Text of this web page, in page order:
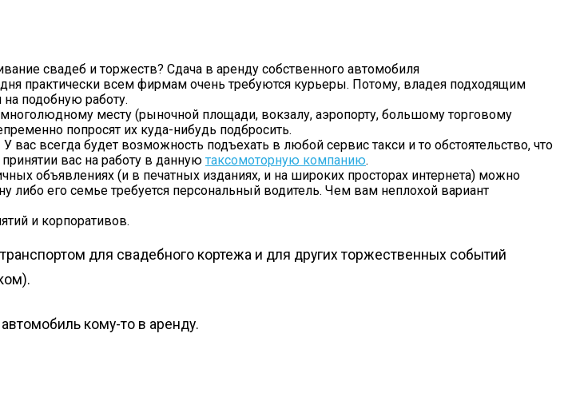
свадеб и торжеств? Сдача в аренду собственного автомобиля
практически всем фирмам очень требуются курьеры. Потому, владея подходящим
подобную работу.
месту (рыночной площади, вокзалу, аэропорту, большому торговому
попросят их куда-нибудь подбросить.
всегда будет возможность подъехать в любой сервис такси и то обстоятельство, что
вас на работу в данную таксомоторную компанию.
объявлениях (и в печатных изданиях, и на широких просторах интернета) можно
его семье требуется персональный водитель. Чем вам неплохой вариант
и корпоративов.
для свадебного кортежа и для других торжественных событий
кому-то в аренду.